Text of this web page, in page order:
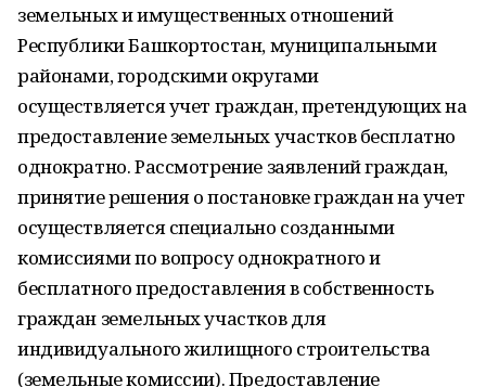
земельных и имущественных отношений
Республики Башкортостан, муниципальными
районами, городскими округами
осуществляется учет граждан, претендующих на
предоставление земельных участков бесплатно
однократно. Рассмотрение заявлений граждан,
принятие решения о постановке граждан на учет
осуществляется специально созданными
комиссиями по вопросу однократного и
бесплатного предоставления в собственность
граждан земельных участков для
индивидуального жилищного строительства
(земельные комиссии). Предоставление